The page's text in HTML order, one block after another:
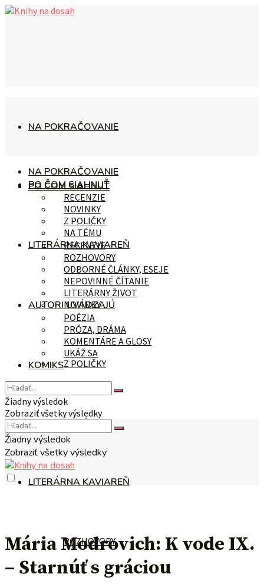
NA POKRAČOVANIE
PO ČOM SIAHNUŤ
RECENZIE
NOVINKY
Z POLIČKY
NA TÉMU
LITERÁRNA KAVIAREŇ
ROZHOVORY
NA POKRAČOVANIE
PO ČOM SIAHNUŤ
RECENZIE
NOVINKY
Z POLIČKY
NA TÉMU
LITERÁRNA KAVIAREŇ
ROZHOVORY
ODBORNÉ ČLÁNKY, ESEJE
NEPOVINNÉ ČÍTANIE
LITERÁRNY ŽIVOT
AUTORI UVÁDZAJÚ
POÉZIA
PRÓZA, DRÁMA
KOMENTÁRE A GLOSY
UKÁŽ SA
KOMIKS
Žiadny výsledok
Zobraziť všetky výsledky
Žiadny výsledok
Zobraziť všetky výsledky
Mária Modrovich: K vode IX.
– Starnúť s gráciou